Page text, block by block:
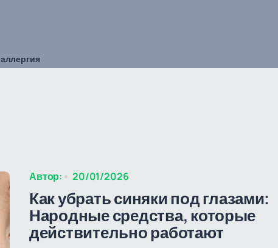
аллергия
Автор: 20/01/2026
Как убрать синяки под глазами:
Народные средства, которые
действительно работают